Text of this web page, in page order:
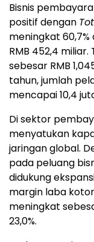
Bisnis
positif dengan
meningkat
RMB 452,4
sebesar RMB
tahun, jumlah
mencapai 10,4
Di sektor
menyatukan
jaringan global.
pada peluang
didukung
margin laba
meningkat
23,0%.